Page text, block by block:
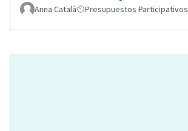
Anna Català Presupuestos Participativos